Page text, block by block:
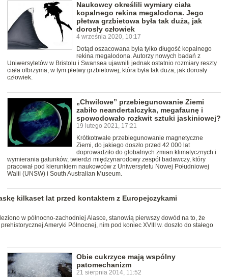
Naukowcy określili wymiary ciała
kopalnego rekina megalodona. Jego
płetwa grzbietowa była tak duża, jak
dorosły człowiek
4 września 2020, 10:17
Dotąd oszacowana była tylko długość kopalnego
rekina megalodona. Autorzy nowych badań z
Uniwersytetów w Bristolu i Swansea ujawnili jednak ostatnio rozmiary reszty
ciała olbrzyma, w tym płetwy grzbietowej, która była tak duża, jak dorosły
człowiek.
„Chwilowe” przebiegunowanie Ziemi
zabiło neandertalczyka, megafaunę i
spowodowało rozkwit sztuki jaskiniowej?
19 lutego 2021, 17:21
Krótkotrwałe przebiegunowanie magnetyczne
Ziemi, do jakiego doszło przed 42 000 lat
doprowadziło do globalnych zmian klimatycznych i
wymierania gatunków, twierdzi międzynarodowy zespół badawczy, który
pracował pod kierunkiem naukowców z Uniwersytetu Nowej Południowej
Walii (UNSW) i South Australian Museum.
kilkaset lat przed kontaktem z Europejczykami
w północno-zachodniej Alasce, stanowią pierwszy dowód na to, że
Ameryki Północnej, nim pod koniec XVIII w. doszło do stałego
Obie cukrzyce mają wspólny
patomechanizm
21 sierpnia 2014, 11:52